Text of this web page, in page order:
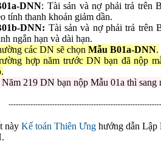
DNN: Tài sản và nợ phải trả trên
tính thanh khoản giảm dần.
DNN: Tài sản và nợ phải trả trên
ngắn hạn và dài hạn.
các DN sẽ chọn Mẫu B01a-DNN.
hợp năm trước DN bạn đã nộp
219 DN bạn nộp Mẫu 01a thì sang
này Kế toán Thiên Ưng hướng dẫn Lập